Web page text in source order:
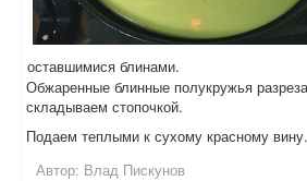
оставшимися блинами.
Обжаренные блинные полукружья
складываем стопочкой.
Подаем теплыми к сухому красному вину.
Автор: Влад Пискунов